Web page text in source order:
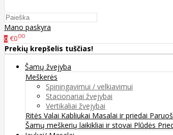
Mano paskyra
0 €000
Prekių krepšelis tuščias!
Šamų žvejyba
Meškerės
Spiningavimui / velkiavimui
Stacionariai žvejybai
Vertikaliai žvejybai
Ritės Valai Kabliukai Masalai ir priedai
Šamų meškerių laikikliai ir stovai Plūdės